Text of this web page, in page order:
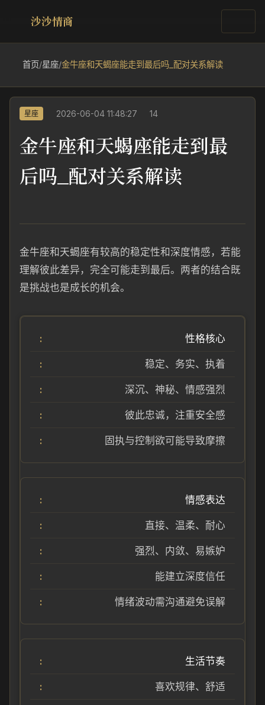
沙沙情商
首页/星座/金牛座和天蝎座能走到最后吗_配对关系解读
星座 2026-06-04 11:48:27 14
金牛座和天蝎座能走到最
后吗_配对关系解读
金牛座和天蝎座有较高的稳定性和深度情感，若能
理解彼此差异，完全可能走到最后。两者的结合既
是挑战也是成长的机会。
性格核心
稳定、务实、执着
深沉、神秘、情感强烈
彼此忠诚，注重安全感
固执与控制欲可能导致摩擦
情感表达
直接、温柔、耐心
强烈、内敛、易嫉妒
能建立深度信任
情绪波动需沟通避免误解
生活节奏
喜欢规律、舒适